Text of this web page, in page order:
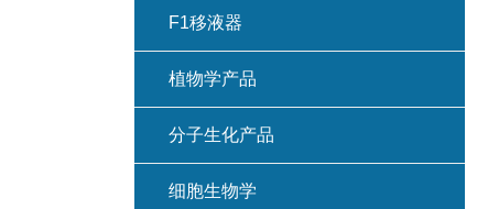
F1移液器
植物学产品
分子生化产品
细胞生物学